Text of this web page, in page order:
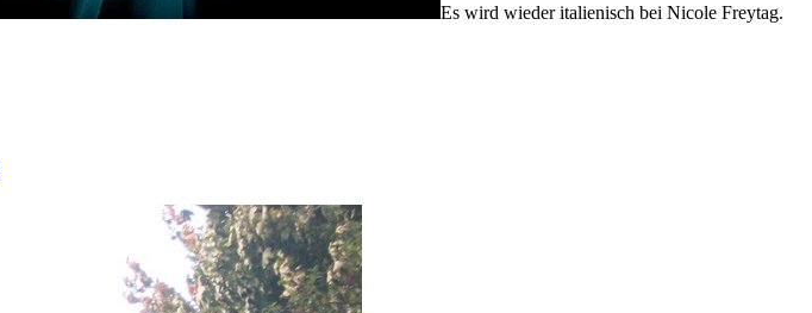
Es wird wieder italienisch bei Nicole Freytag.